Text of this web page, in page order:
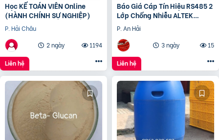
Học KẾ TOÁN VIÊN Online
(HÀNH CHÍNH SỰ NGHIỆP)
P. Hải Châu
2 ngày
1194
Liên hệ
Báo Giá Cáp Tín Hiệu RS485 2
Lớp Chống Nhiễu ALTEK
KABEL | Đồng Nguyên Chất
100%, Chống Nhiễu Tối
P. An Hải
3 ngày
15
Liên hệ